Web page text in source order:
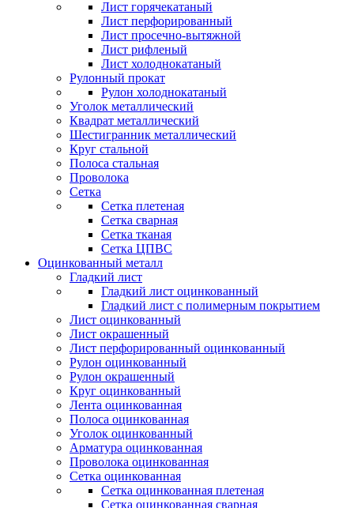
Лист горячекатаный
Лист перфорированный
Лист просечно-вытяжной
Лист рифленый
Лист холоднокатаный
Рулонный прокат
Рулон холоднокатаный
Уголок металлический
Квадрат металлический
Шестигранник металлический
Круг стальной
Полоса стальная
Проволока
Сетка
Сетка плетеная
Сетка сварная
Сетка тканая
Сетка ЦПВС
Оцинкованный металл
Гладкий лист
Гладкий лист оцинкованный
Гладкий лист с полимерным покрытием
Лист оцинкованный
Лист окрашенный
Лист перфорированный оцинкованный
Рулон оцинкованный
Рулон окрашенный
Круг оцинкованный
Лента оцинкованная
Полоса оцинкованная
Уголок оцинкованный
Арматура оцинкованная
Проволока оцинкованная
Сетка оцинкованная
Сетка оцинкованная плетеная
Сетка оцинкованная сварная